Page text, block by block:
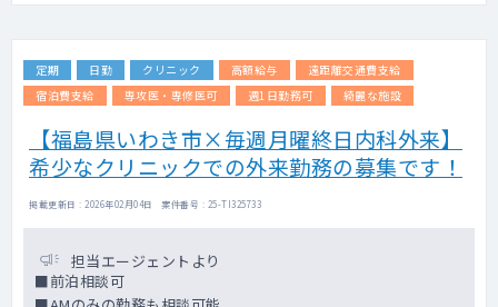
定期 日勤 クリニック 高額給与
遠距離交通費支給
宿泊費支給
専攻医・専修医可 週1日勤務可 綺麗な施設
【福島県いわき市×毎週月曜終日内科外来】
希少なクリニックでの外来勤務の募集です！
掲載更新日 : 2026年02月04日 案件番号 : 25-TI325733
担当エージェントより
■前泊相談可